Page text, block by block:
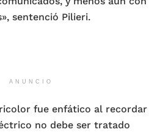
sentenció Pilieri.
ANUNCIO
fue enfático al recordar
no debe ser tratado